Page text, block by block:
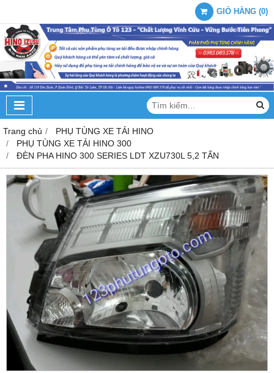
GIỎ HÀNG (0)
Trang chủ
PHỤ TÙNG XE TẢI HINO
PHỤ TÙNG XE TẢI HINO 300
ĐÈN PHA HINO 300 SERIES LDT XZU730L 5,2 TẤN